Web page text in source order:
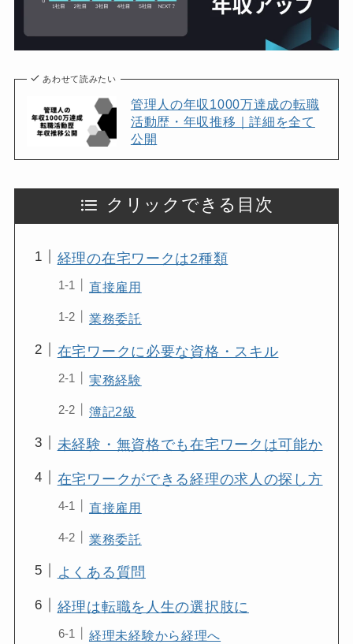
あわせて読みたい
管理人の年収1000万達成の転職
活動歴・年収推移｜詳細を全て
公開
クリックできる目次
経理の在宅ワークは2種類
直接雇用
業務委託
在宅ワークに必要な資格・スキル
実務経験
簿記2級
未経験・無資格でも在宅ワークは可能か
在宅ワークができる経理の求人の探し方
直接雇用
業務委託
よくある質問
経理は転職を人生の選択肢に
経理未経験から経理へ